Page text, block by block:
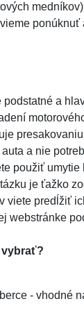
podstatné a
a nie
použiť
je ťažko
viete predĺžiť
webstránke
vybrať?
- vhodné